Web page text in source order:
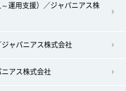
運用支援）／ジャパニアス株
ジャパニアス株式会社
ニアス株式会社